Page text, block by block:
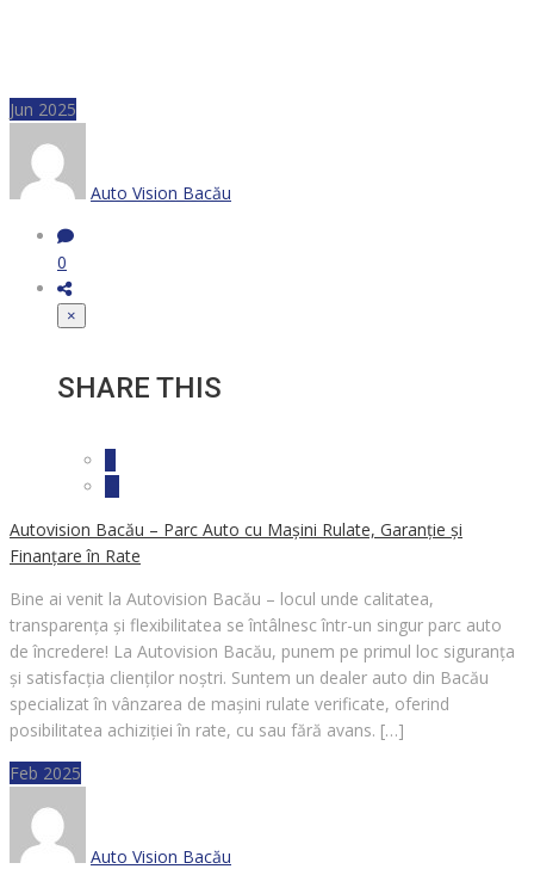
Jun 2025
Auto Vision Bacău
0
×
SHARE THIS
Autovision Bacău – Parc Auto cu Mașini Rulate, Garanție și
Finanțare în Rate
Bine ai venit la Autovision Bacău – locul unde calitatea,
transparența și flexibilitatea se întâlnesc într-un singur parc auto
de încredere! La Autovision Bacău, punem pe primul loc siguranța
și satisfacția clienților noștri. Suntem un dealer auto din Bacău
specializat în vânzarea de mașini rulate verificate, oferind
posibilitatea achiziției în rate, cu sau fără avans. […]
Feb 2025
Auto Vision Bacău